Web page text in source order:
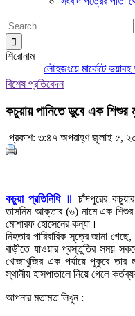
Search
for:
শিরোনাম
লৌহজংয়ে মার্কেটে ভয়াবহ
বিশেষ প্রতিবেদন
কচুয়ায় পানিতে ডুবে এক শিশুর
প্রকাশ: ৩:৪৭ অপরাহ্ণ জুলাই ৫,
কচুয়া প্রতিনিধি ॥ চাঁদপুরের
তাসনিম আক্তার (৬) নামে এক
মোশারফ হোসেনের কন্যা।
নিহতার পারিবারিক সূত্রে জানা
বাড়ীতে যাওয়ার প্রস্তুতির সময়
খোজাখুজির এক পর্যায়ে পুকুরে তার
স্থানীয় হাসপাতালে নিয়ে গেলে
আপনার মতামত লিখুন :